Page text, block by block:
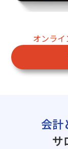
オンラ
会計
サ